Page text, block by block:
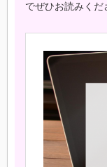
でぜひお読みくだ